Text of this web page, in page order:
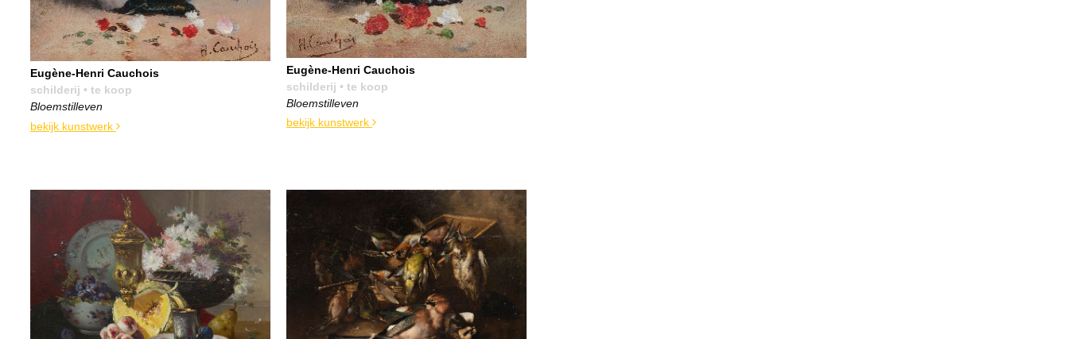
Eugène-Henri Cauchois
schilderij • te koop
Bloemstilleven
bekijk kunstwerk
Eugène-Henri Cauchois
schilderij • te koop
Bloemstilleven
bekijk kunstwerk